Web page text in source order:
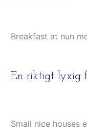
Breakfast at nun
En riktigt lyxig
Small nice houses